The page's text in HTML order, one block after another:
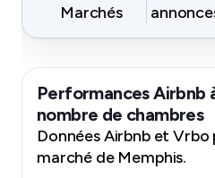
Marchés
Performances Airbnb
nombre de chambres
Données Airbnb et Vrbo
marché de Memphis.